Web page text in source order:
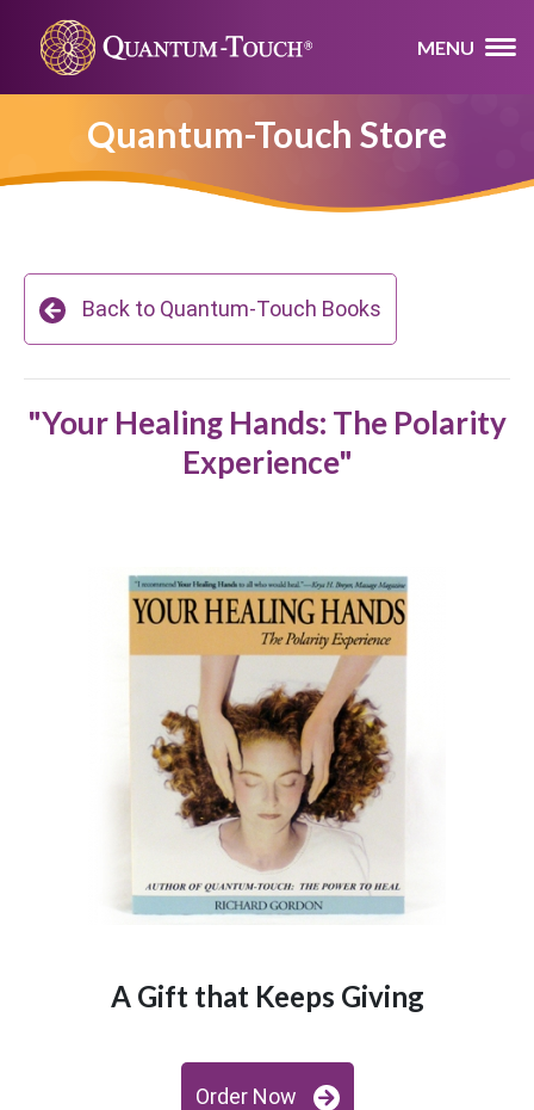
MENU
Quantum-Touch Store
Back to Quantum-Touch Books
"Your Healing Hands: The Polarity
Experience"
A Gift that Keeps Giving
Order Now